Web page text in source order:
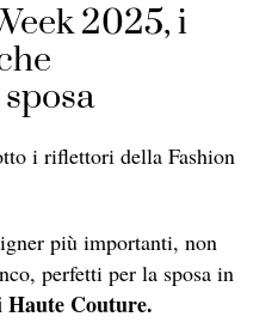
2025, i
i riflettori della Fashion
più importanti, non
perfetti per la sposa in
Couture.